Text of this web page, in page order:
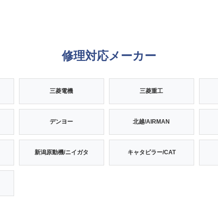
修理対応メーカー
三菱電機 三菱重工
デンヨー 北越/AIRMAN
新潟原動機/ニイガタ キャタピラー/CAT